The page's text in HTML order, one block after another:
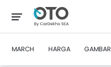
MARCH HARGA GAMBAR